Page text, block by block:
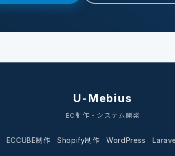
U-Mebius
EC制作・システム開発
ECCUBE制作 Shopify制作 WordPress